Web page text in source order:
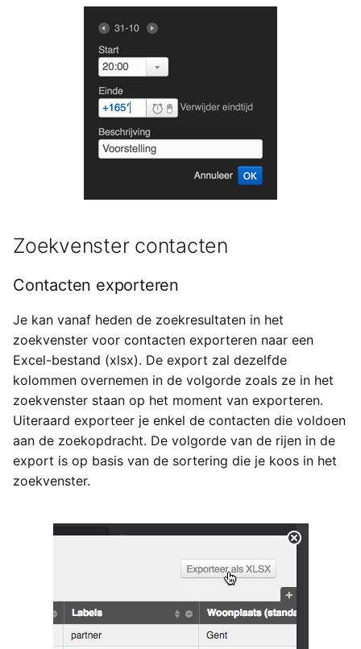
Zoekvenster contacten
Contacten exporteren
Je kan vanaf heden de zoekresultaten in het
zoekvenster voor contacten exporteren naar een
Excel-bestand (xlsx). De export zal dezelfde
kolommen overnemen in de volgorde zoals ze in het
zoekvenster staan op het moment van exporteren.
Uiteraard exporteer je enkel de contacten die voldoen
aan de zoekopdracht. De volgorde van de rijen in de
export is op basis van de sortering die je koos in het
zoekvenster.